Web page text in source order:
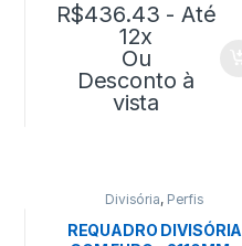
R$436.43 - Até
12x
Ou
Desconto à
vista
Divisória, Perfis
REQUADRO DIVISÓRIA